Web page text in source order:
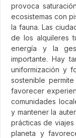
provoca
ecosistemas con
la fauna. Las
de los alquileres
energía y la
importante. Hay
uniformización y
sostenible
favorecer
comunidades
y mantener la
prácticas de
planeta y